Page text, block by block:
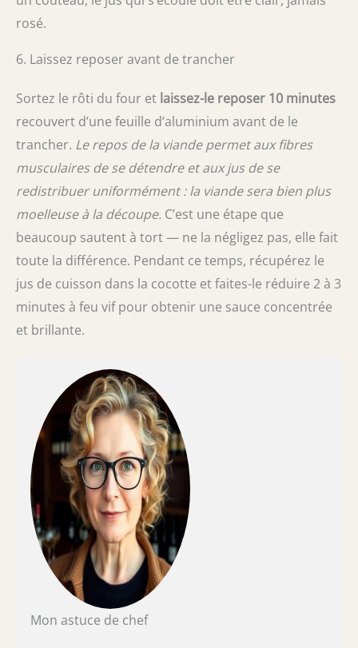
rosé.
6. Laissez reposer avant de trancher
Sortez le rôti du four et laissez-le reposer 10 minutes
recouvert d’une feuille d’aluminium avant de le
trancher. Le repos de la viande permet aux fibres
musculaires de se détendre et aux jus de se
redistribuer uniformément : la viande sera bien plus
moelleuse à la découpe. C’est une étape que
beaucoup sautent à tort — ne la négligez pas, elle fait
toute la différence. Pendant ce temps, récupérez le
jus de cuisson dans la cocotte et faites-le réduire 2 à 3
minutes à feu vif pour obtenir une sauce concentrée
et brillante.
Mon astuce de chef